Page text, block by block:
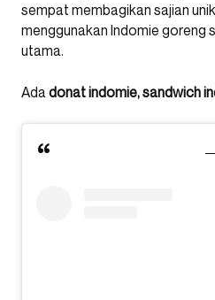
sempat membagikan sajian
menggunakan Indomie goreng
utama.
Adadonat indomie, sandwich